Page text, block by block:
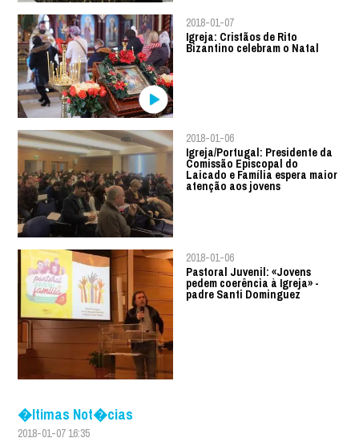
2018-01-07
Igreja: Cristãos de Rito
Bizantino celebram o Natal
2018-01-06
Igreja/Portugal: Presidente da
Comissão Episcopal do
Laicado e Família espera maior
atenção aos jovens
2018-01-06
Pastoral Juvenil: «Jovens
pedem coerência à Igreja» -
padre Santi Dominguez
�ltimas Not�cias
2018-01-07 16:35